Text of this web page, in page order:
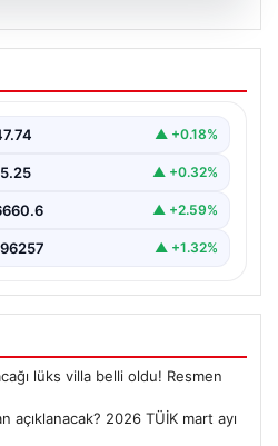
ne zaman
TÜİK mart ayı
▲ +0.18%
▲ +0.32%
▲ +2.59%
▲ +1.32%
lüks villa belli oldu! Resmen
açıklanacak? 2026 TÜİK mart ayı